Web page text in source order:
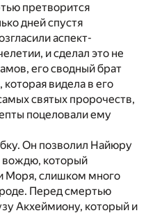
претворится
дней спустя
аспект-
и сделал это не
его сводный брат
видела в его
святых пророчеств,
поцеловали ему
Он позволил Найюру
вождю, который
Моря, слишком много
Перед смертью
Акхеймиону, который и